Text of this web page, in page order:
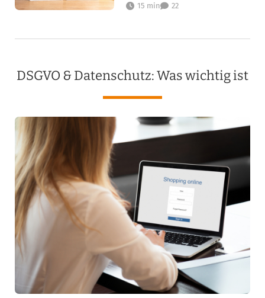
15 min 22
DSGVO & Datenschutz: Was wichtig ist